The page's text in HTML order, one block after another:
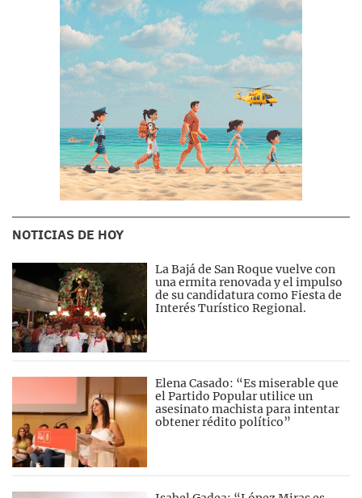
NOTICIAS DE HOY
La Bajá de San Roque vuelve con
una ermita renovada y el impulso
de su candidatura como Fiesta de
Interés Turístico Regional.
Elena Casado: “Es miserable que
el Partido Popular utilice un
asesinato machista para intentar
obtener rédito político”